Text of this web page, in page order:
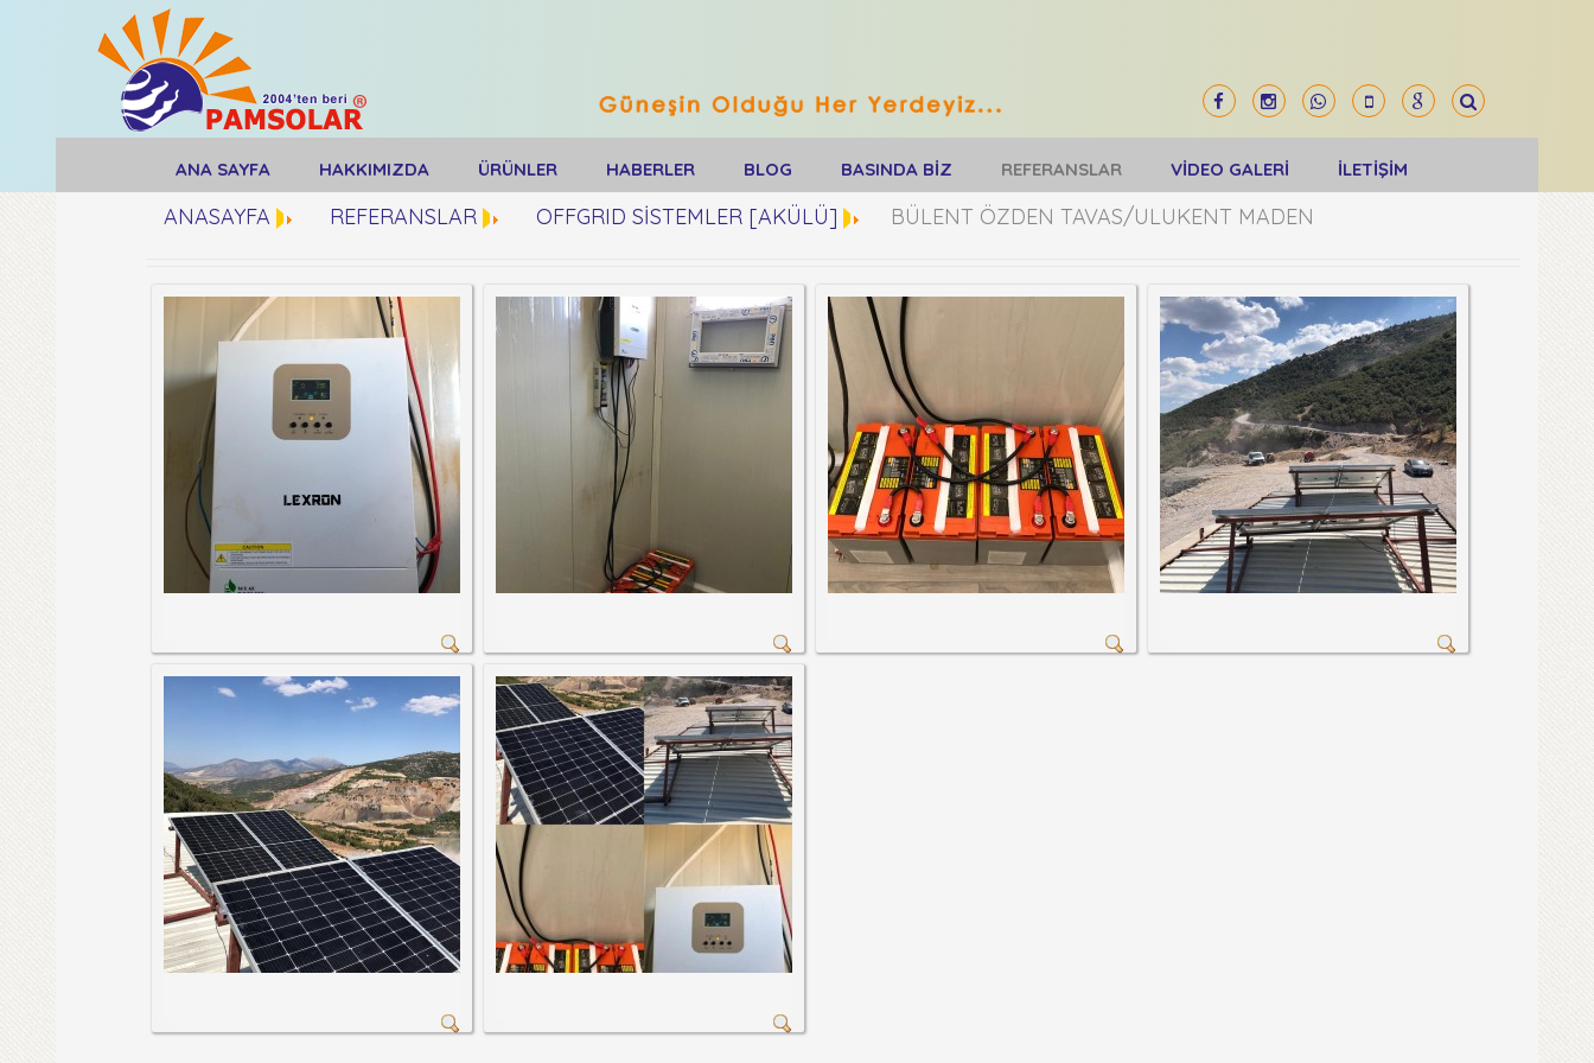
ANA SAYFA HAKKIMIZDA ÜRÜNLER HABERLER BLOG BASINDA BİZ REFERANSLAR VİDEO GALERİ İLETİŞİM
ANASAYFA REFERANSLAR OFFGRID SİSTEMLER [AKÜLÜ] BÜLENT ÖZDEN TAVAS/ULUKENT MADEN